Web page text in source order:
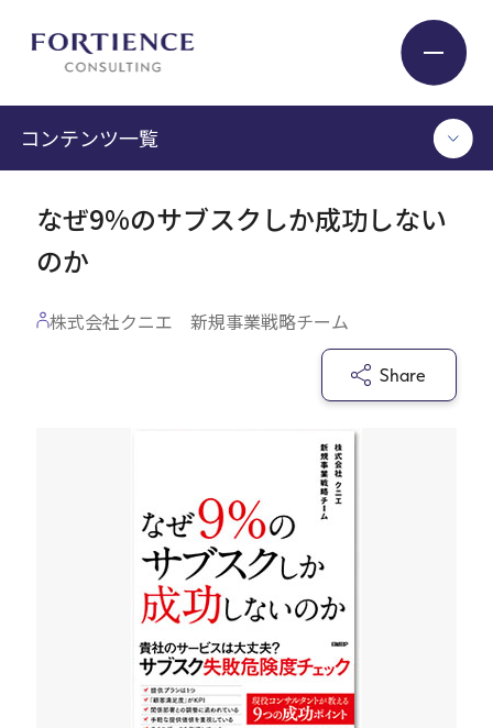
Service
Insight
コンテンツ一覧
TOP
コンサルタント執筆記事
セミナーアーカイブ
なぜ9%のサブスクしか成功しない
のか
株式会社クニエ 新規事業戦略チーム
Share